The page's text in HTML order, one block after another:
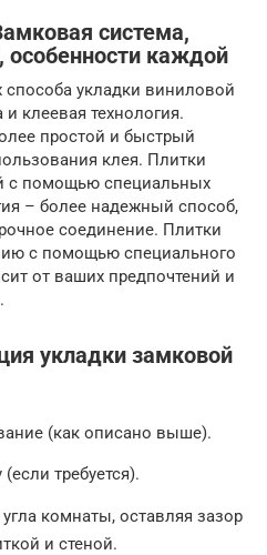
система,
особенности каждой
укладки виниловой
клеевая технология.
простой и быстрый
клея. Плитки
с помощью специальных
– более надежный способ,
соединение. Плитки
с помощью специального
от ваших предпочтений и
укладки замковой
(как описано выше).
требуется).
комнаты, оставляя зазор
и стеной.